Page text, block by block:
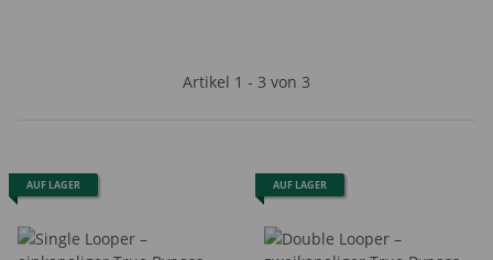
Artikel 1 - 3 von 3
AUF LAGER AUF LAGER